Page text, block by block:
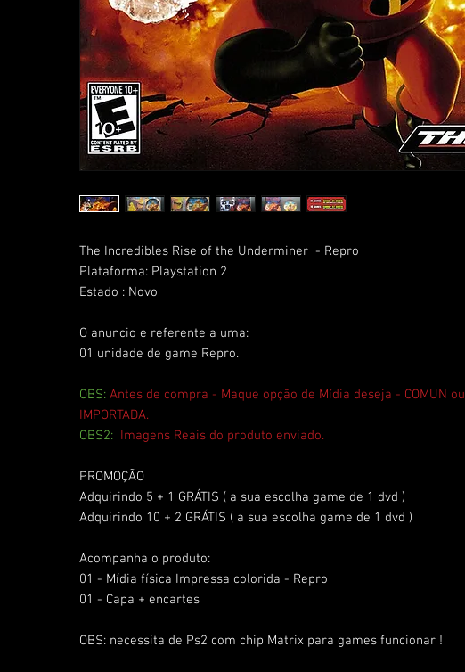
The Incredibles Rise of the Underminer - Repro
Plataforma: Playstation 2
Estado : Novo
O anuncio e referente a uma:
01 unidade de game Repro.
OBS: Antes de compra - Maque opção de Mídia deseja - COMUN ou
IMPORTADA.
OBS2: Imagens Reais do produto enviado.
PROMOÇÃO
Adquirindo 5 + 1 GRÁTIS ( a sua escolha game de 1 dvd )
Adquirindo 10 + 2 GRÁTIS ( a sua escolha game de 1 dvd )
Acompanha o produto:
01 - Mídia física Impressa colorida - Repro
01 - Capa + encartes
OBS: necessita de Ps2 com chip Matrix para games funcionar !